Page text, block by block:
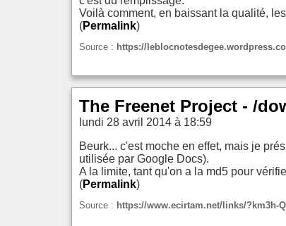
Voilà comment, en baissant la qualité,
(Permalink)
Source : https://
The Freenet Project - /
lundi 28 avril 2014 à 18:59
Beurk... c'est moche en effet, mais je
utilisée par Google Docs).
A la limite, tant qu'on a la md5 pour
(Permalink)
Source : https://www.ecirtam.net/links/?km3h-Q